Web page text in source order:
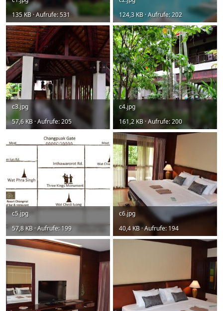
135 KB · Aufrufe: 531
124,3 KB · Aufrufe: 202
c3.jpg
57,6 KB · Aufrufe: 205
c4.jpg
161,2 KB · Aufrufe: 200
c5.jpg
57,8 KB · Aufrufe: 199
c6.jpg
40,4 KB · Aufrufe: 194